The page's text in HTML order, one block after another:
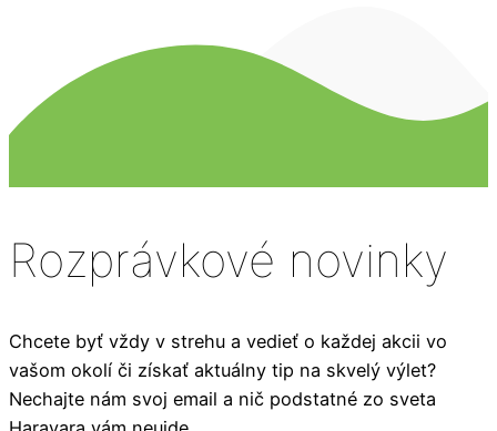
Rozprávkové novinky
Chcete byť vždy v strehu a vedieť o každej akcii vo
vašom okolí či získať aktuálny tip na skvelý výlet?
Nechajte nám svoj email a nič podstatné zo sveta